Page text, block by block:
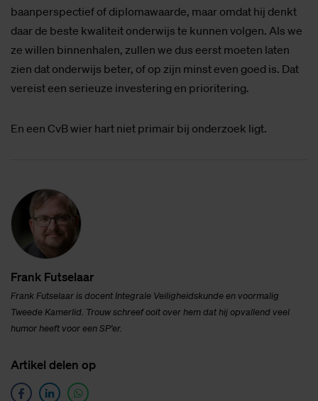
baanperspectief of diplomawaarde, maar omdat hij denkt
daar de beste kwaliteit onderwijs te kunnen volgen. Als we
ze willen binnenhalen, zullen we dus eerst moeten laten
zien dat onderwijs beter, of op zijn minst even goed is. Dat
vereist een serieuze investering en prioritering.
En een CvB wier hart niet primair bij onderzoek ligt.
Frank Fut­se­laar
Frank Futselaar is docent Integrale Veiligheidskundeen voormalig
Tweede Kamerlid. Trouw schreef ooit over hem dat hij opvallend veel
humor heeft voor een SP’er.
Ar­ti­kel de­len op